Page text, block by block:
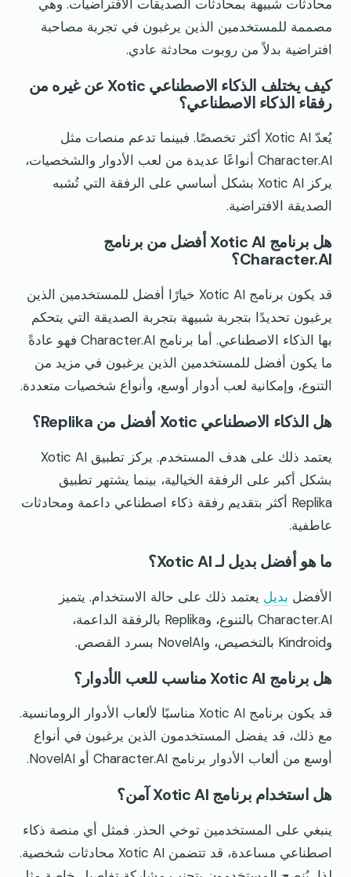
محادثات شبيهة بمحادثات الصديقات الافتراضيات. وهي
مصممة للمستخدمين الذين يرغبون في تجربة مصاحبة
افتراضية بدلاً من روبوت محادثة عادي.
كيف يختلف الذكاء الاصطناعي Xotic عن غيره من
رفقاء الذكاء الاصطناعي؟
يُعدّ Xotic AI أكثر تخصصًا. فبينما تدعم منصات مثل
Character.AI أنواعًا عديدة من لعب الأدوار والشخصيات،
يركز Xotic AI بشكل أساسي على الرفقة التي تُشبه
الصديقة الافتراضية.
هل برنامج Xotic AI أفضل من برنامج
Character.AI؟
قد يكون برنامج Xotic AI خيارًا أفضل للمستخدمين الذين
يرغبون تحديدًا بتجربة شبيهة بتجربة الصديقة التي يتحكم
بها الذكاء الاصطناعي. أما برنامج Character.AI فهو عادةً
ما يكون أفضل للمستخدمين الذين يرغبون في مزيد من
التنوع، وإمكانية لعب أدوار أوسع، وأنواع شخصيات متعددة.
هل الذكاء الاصطناعي Xotic أفضل من Replika؟
يعتمد ذلك على هدف المستخدم. يركز تطبيق Xotic AI
بشكل أكبر على الرفقة الخيالية، بينما يشتهر تطبيق
Replika أكثر بتقديم رفقة ذكاء اصطناعي داعمة ومحادثات
عاطفية.
ما هو أفضل بديل لـ Xotic AI؟
الأفضل بديل يعتمد ذلك على حالة الاستخدام. يتميز
Character.AI بالتنوع، وReplika بالرفقة الداعمة،
وKindroid بالتخصيص، وNovelAI بسرد القصص.
هل برنامج Xotic AI مناسب للعب الأدوار؟
قد يكون برنامج Xotic AI مناسبًا لألعاب الأدوار الرومانسية.
مع ذلك، قد يفضل المستخدمون الذين يرغبون في أنواع
أوسع من ألعاب الأدوار برنامج Character.AI أو NovelAI.
هل استخدام برنامج Xotic AI آمن؟
ينبغي على المستخدمين توخي الحذر. فمثل أي منصة ذكاء
اصطناعي مساعدة، قد تتضمن Xotic AI محادثات شخصية.